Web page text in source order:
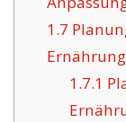
1.7
1.7.1